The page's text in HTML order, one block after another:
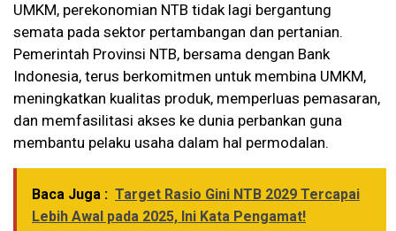
UMKM, perekonomian NTB tidak lagi bergantung
semata pada sektor pertambangan dan pertanian.
Pemerintah Provinsi NTB, bersama dengan Bank
Indonesia, terus berkomitmen untuk membina UMKM,
meningkatkan kualitas produk, memperluas pemasaran,
dan memfasilitasi akses ke dunia perbankan guna
membantu pelaku usaha dalam hal permodalan.
Baca Juga : Target Rasio Gini NTB 2029 Tercapai
Lebih Awal pada 2025, Ini Kata Pengamat!